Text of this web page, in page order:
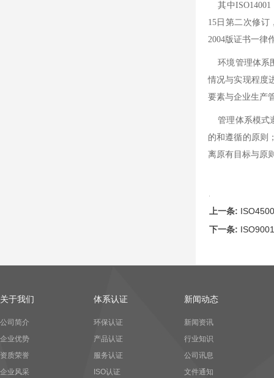
其中ISO14001
15日第二次修订
2004版证书一律
环境管理体系
情况与实现程度
要素与企业生产
管理体系模式
的和遵循的原则
离原有目标与原
上一条:
下一条:
关于我们
公司简介
企业优势
资质荣誉
企业风采
体系认证
环保认证
产品认证
服务认证
ISO认证
新闻动态
新闻资讯
行业知识
公司讯息
文件通知